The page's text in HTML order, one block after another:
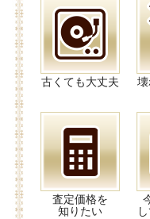
古くても大丈夫
査定価格を
知りたい